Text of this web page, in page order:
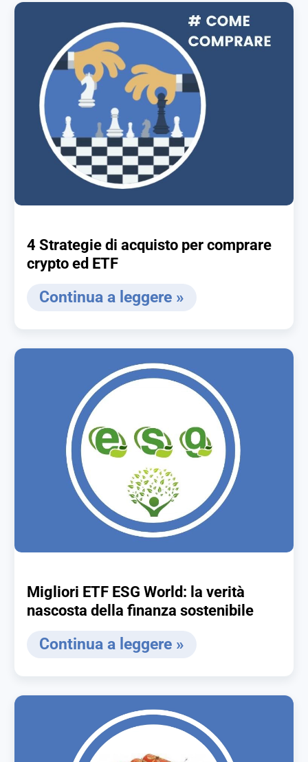
4 Strategie di acquisto per comprare
crypto ed ETF
Continua a leggere »
Migliori ETF ESG World: la verità
nascosta della finanza sostenibile
Continua a leggere »